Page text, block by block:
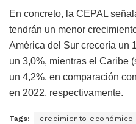
En concreto, la CEPAL
tendrán un menor
América del Sur crecería un
un 3,0%, mientras el Caribe
un 4,2%, en comparación
en 2022, respectivamente.
Tags: crecimiento económico